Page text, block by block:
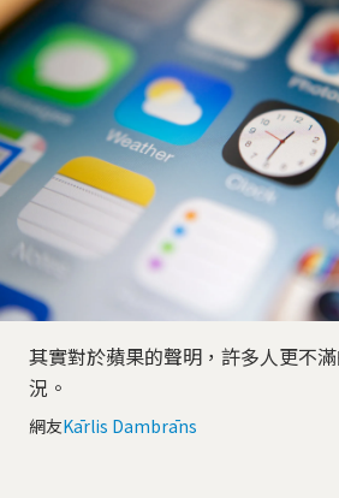
其實對於蘋果的聲明，許多人更不
況。
網友Kārlis Dambrāns